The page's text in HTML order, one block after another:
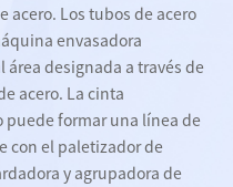
acero. Los tubos de acero
envasadora
designada a través de
acero. La cinta
formar una línea de
con el paletizador de
y agrupadora de